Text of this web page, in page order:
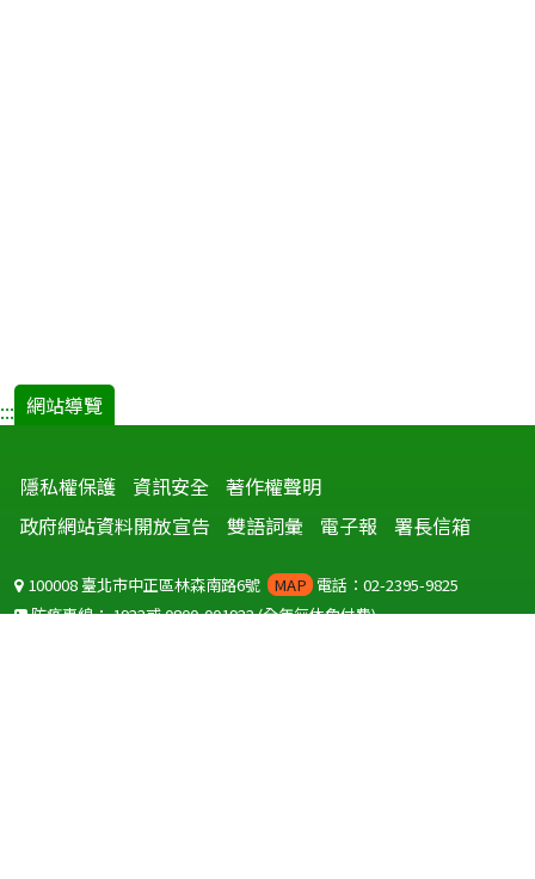
::: 網站導覽
隱私權保護 資訊安全 著作權聲明
政府網站資料開放宣告
雙語詞彙 電子報 署長信箱
100008 臺北市中正區林森南路6號 MAP 電話：02-2395-9825
防疫專線：1922或0800-001922(全年無休免付費)